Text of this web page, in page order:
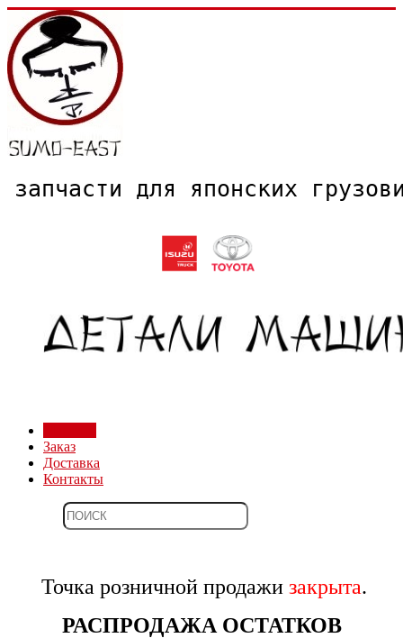
запчасти для японских
Заказ
Доставка
Контакты
Точка розничной продажи закрыта.
РАСПРОДАЖА ОСТАТКОВ